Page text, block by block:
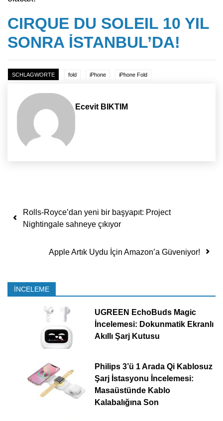
CIRQUE DU SOLEIL 10 YIL
SONRA İSTANBUL’DA!
SCHLAGWORTE fold iPhone iPhone Fold
Ecevit BIKTIM
Yazı dolaşımı
Rolls-Royce’dan yeni bir başyapıt: Project
Nightingale sahneye çıkıyor
Apple Artık Uydu İçin Amazon’a Güveniyor!
İNCELEME
UGREEN EchoBuds Magic
İncelemesi: Dokunmatik Ekranlı
Akıllı Şarj Kutusu
Philips 3’ü 1 Arada Qi Kablosuz
Şarj İstasyonu İncelemesi:
Masaüstünde Kablo
Kalabalığına Son